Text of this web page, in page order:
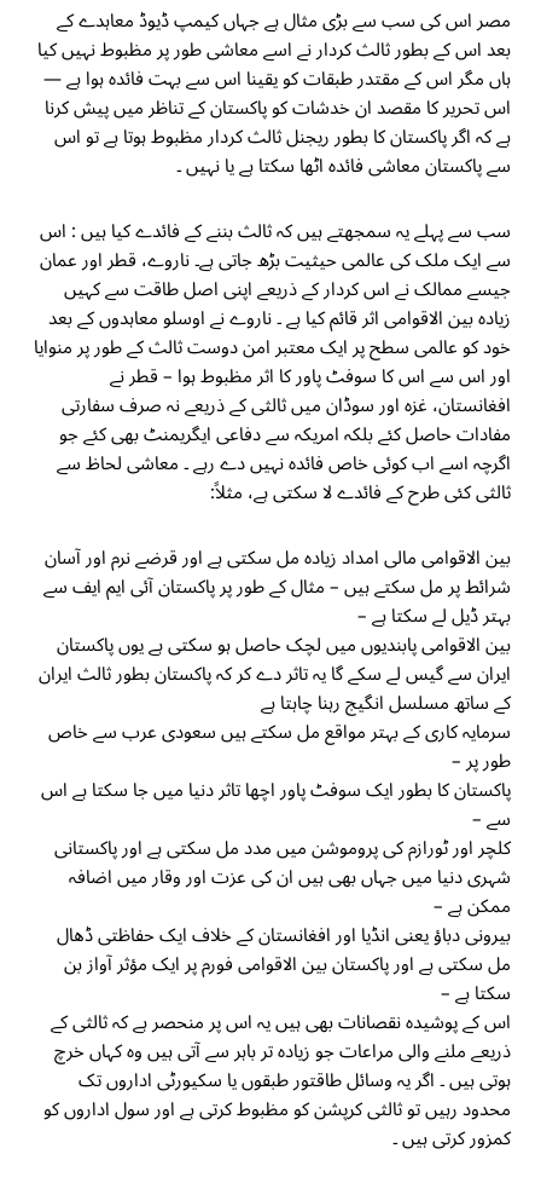
مصر اس کی سب سے بڑی مثال ہے جہاں کیمپ ڈیوڈ معاہدے کے
بعد اس کے بطور ثالث کردار نے اسے معاشی طور پر مظبوط نہیں کیا
ہاں مگر اس کے مقتدر طبقات کو یقینا اس سے بہت فائدہ ہوا ہے —
اس تحریر کا مقصد ان خدشات کو پاکستان کے تناظر میں پیش کرنا
ہے کہ اگر پاکستان کا بطور ریجنل ثالث کردار مظبوط ہوتا ہے تو اس
سے پاکستان معاشی فائدہ اٹھا سکتا ہے یا نہیں ۔
سب سے پہلے یہ سمجھتے ہیں کہ ثالث بننے کے فائدے کیا ہیں : اس
سے ایک ملک کی عالمی حیثیت بڑھ جاتی ہے۔ ناروے، قطر اور عمان
جیسے ممالک نے اس کردار کے ذریعے اپنی اصل طاقت سے کہیں
زیادہ بین الاقوامی اثر قائم کیا ہے ۔ ناروے نے اوسلو معاہدوں کے بعد
خود کو عالمی سطح پر ایک معتبر امن دوست ثالث کے طور پر منوایا
اور اس سے اس کا سوفٹ پاور کا اثر مظبوط ہوا – قطر نے
افغانستان، غزہ اور سوڈان میں ثالثی کے ذریعے نہ صرف سفارتی
مفادات حاصل کئے بلکہ امریکہ سے دفاعی ایگریمنٹ بھی کئے جو
اگرچہ اسے اب کوئی خاص فائدہ نہیں دے رہے ۔ معاشی لحاظ سے
ثالثی کئی طرح کے فائدے لا سکتی ہے، مثلاً:
بین الاقوامی مالی امداد زیادہ مل سکتی ہے اور قرضے نرم اور آسان
شرائط پر مل سکتے ہیں – مثال کے طور پر پاکستان آئی ایم ایف سے
بہتر ڈیل لے سکتا ہے –
بین الاقوامی پابندیوں میں لچک حاصل ہو سکتی ہے یوں پاکستان
ایران سے گیس لے سکے گا یہ تاثر دے کر کہ پاکستان بطور ثالث ایران
کے ساتھ مسلسل انگیج رہنا چاہتا ہے
سرمایہ کاری کے بہتر مواقع مل سکتے ہیں سعودی عرب سے خاص
طور پر –
پاکستان کا بطور ایک سوفٹ پاور اچھا تاثر دنیا میں جا سکتا ہے اس
سے –
کلچر اور ٹورازم کی پروموشن میں مدد مل سکتی ہے اور پاکستانی
شہری دنیا میں جہاں بھی ہیں ان کی عزت اور وقار میں اضافہ
ممکن ہے –
بیرونی دباؤ یعنی انڈیا اور افغانستان کے خلاف ایک حفاظتی ڈھال
مل سکتی ہے اور پاکستان بین الاقوامی فورم پر ایک مؤثر آواز بن
سکتا ہے –
اس کے پوشیدہ نقصانات بھی ہیں یہ اس پر منحصر ہے کہ ثالثی کے
ذریعے ملنے والی مراعات جو زیادہ تر باہر سے آتی ہیں وہ کہاں خرچ
ہوتی ہیں ۔ اگر یہ وسائل طاقتور طبقوں یا سکیورٹی اداروں تک
محدود رہیں تو ثالثی کرپشن کو مظبوط کرتی ہے اور سول اداروں کو
کمزور کرتی ہیں ۔